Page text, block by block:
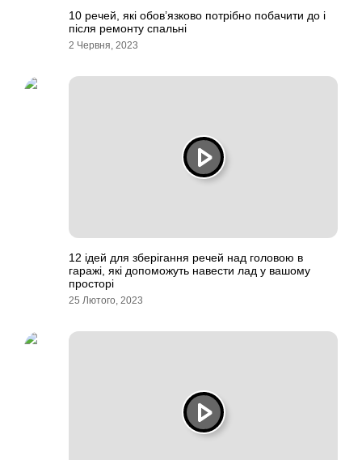
10 речей, які обов’язково потрібно побачити до і
після ремонту спальні
2 Червня, 2023
12 ідей для зберігання речей над головою в
гаражі, які допоможуть навести лад у вашому
просторі
25 Лютого, 2023